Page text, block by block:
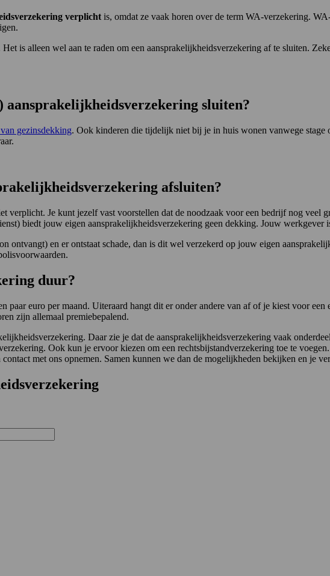
verplicht is, omdat ze vaak horen over de term WA-verzekering.
is alleen wel aan te raden om een aansprakelijkheidsverzekering af te sluiten.
sluiten?
gezinsdekking. Ook kinderen die tijdelijk niet bij je in huis wonen vanwege stage
afsluiten?
Je kunt jezelf vast voorstellen dat de noodzaak voor een bedrijf nog veel
biedt jouw eigen aansprakelijkheidsverzekering geen dekking. Jouw werkgever
ontvangt) en er ontstaat schade, dan is dit wel verzekerd op jouw eigen
duur?
paar euro per maand. Uiteraard hangt dit er onder andere van af of je kiest voor
zijn allemaal premiebepalend.
Daar zie je dat de aansprakelijkheidsverzekering vaak
Ook kun je ervoor kiezen om een rechtsbijstandverzekering toe te voegen.
met ons opnemen. Samen kunnen we dan de mogelijkheden bekijken en je